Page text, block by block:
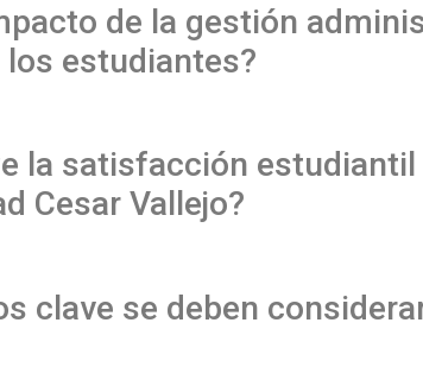
de la gestión
estudiantes?
la satisfacción
Cesar Vallejo?
clave se deben